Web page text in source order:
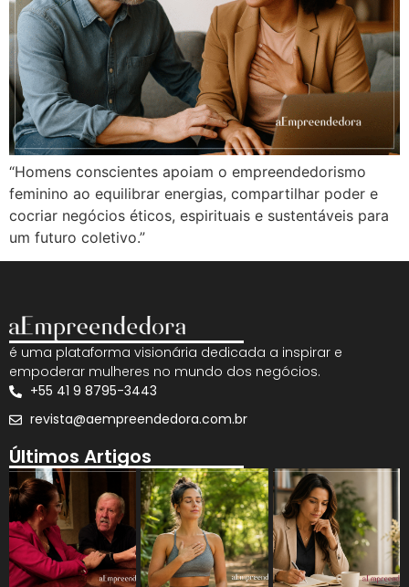
“Homens conscientes apoiam o empreendedorismo
feminino ao equilibrar energias, compartilhar poder e
cocriar negócios éticos, espirituais e sustentáveis para
um futuro coletivo.”
é uma plataforma visionária dedicada a inspirar e
empoderar mulheres no mundo dos negócios.
+55 41 9 8795-3443
revista@aempreendedora.com.br
Últimos Artigos